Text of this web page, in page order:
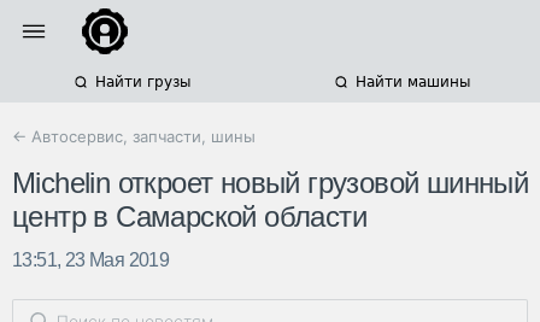
Найти грузы Найти машины
← Автосервис, запчасти, шины
Michelin откроет новый грузовой шинный
центр в Самарской области
13:51, 23 Мая 2019